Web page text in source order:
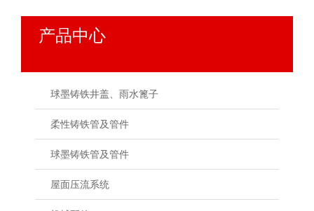
产品中心
球墨铸铁井盖、雨水篦子
柔性铸铁管及管件
球墨铸铁管及管件
屋面压流系统